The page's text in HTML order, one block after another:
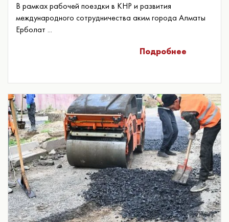
В рамках рабочей поездки в КНР и развития
международного сотрудничества аким города Алматы
Ерболат ...
Подробнее